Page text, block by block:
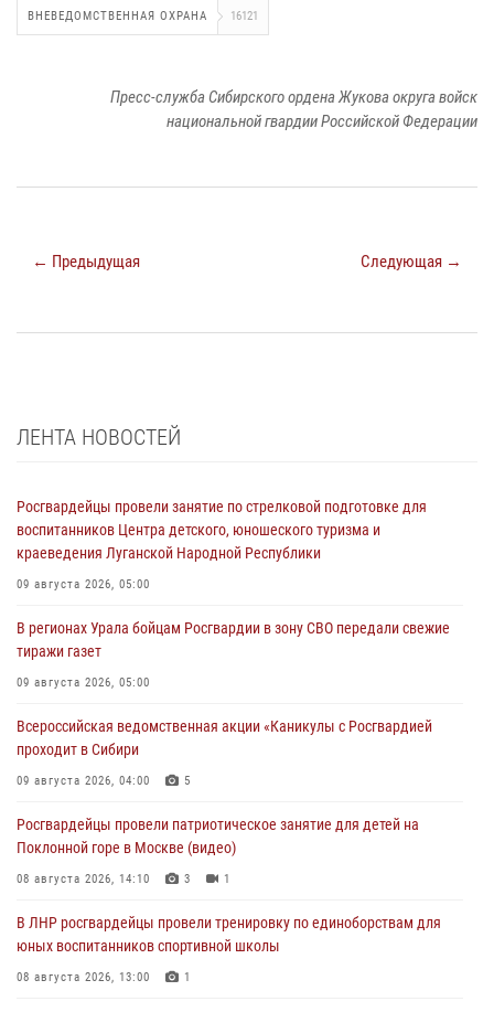
ВНЕВЕДОМСТВЕННАЯ ОХРАНА 16121
Пресс-служба Сибирского ордена Жукова округа войск
национальной гвардии Российской Федерации
← Предыдущая Следующая →
ЛЕНТА НОВОСТЕЙ
Росгвардейцы провели занятие по стрелковой подготовке для
воспитанников Центра детского, юношеского туризма и
краеведения Луганской Народной Республики
09 августа 2026, 05:00
В регионах Урала бойцам Росгвардии в зону СВО передали свежие
тиражи газет
09 августа 2026, 05:00
Всероссийская ведомственная акции «Каникулы с Росгвардией
проходит в Сибири
09 августа 2026, 04:00 5
Росгвардейцы провели патриотическое занятие для детей на
Поклонной горе в Москве (видео)
08 августа 2026, 14:10 3 1
В ЛНР росгвардейцы провели тренировку по единоборствам для
юных воспитанников спортивной школы
08 августа 2026, 13:00 1